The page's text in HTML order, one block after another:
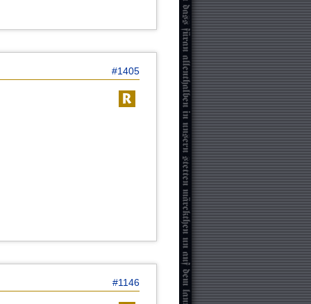
#1405
#1146